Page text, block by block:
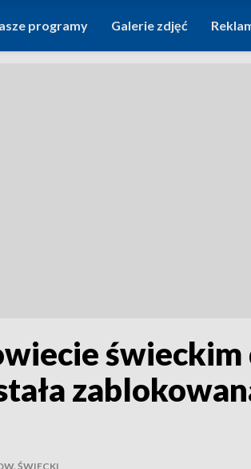
programy Galerie zdjęć
świeckim
ŚWIECKI